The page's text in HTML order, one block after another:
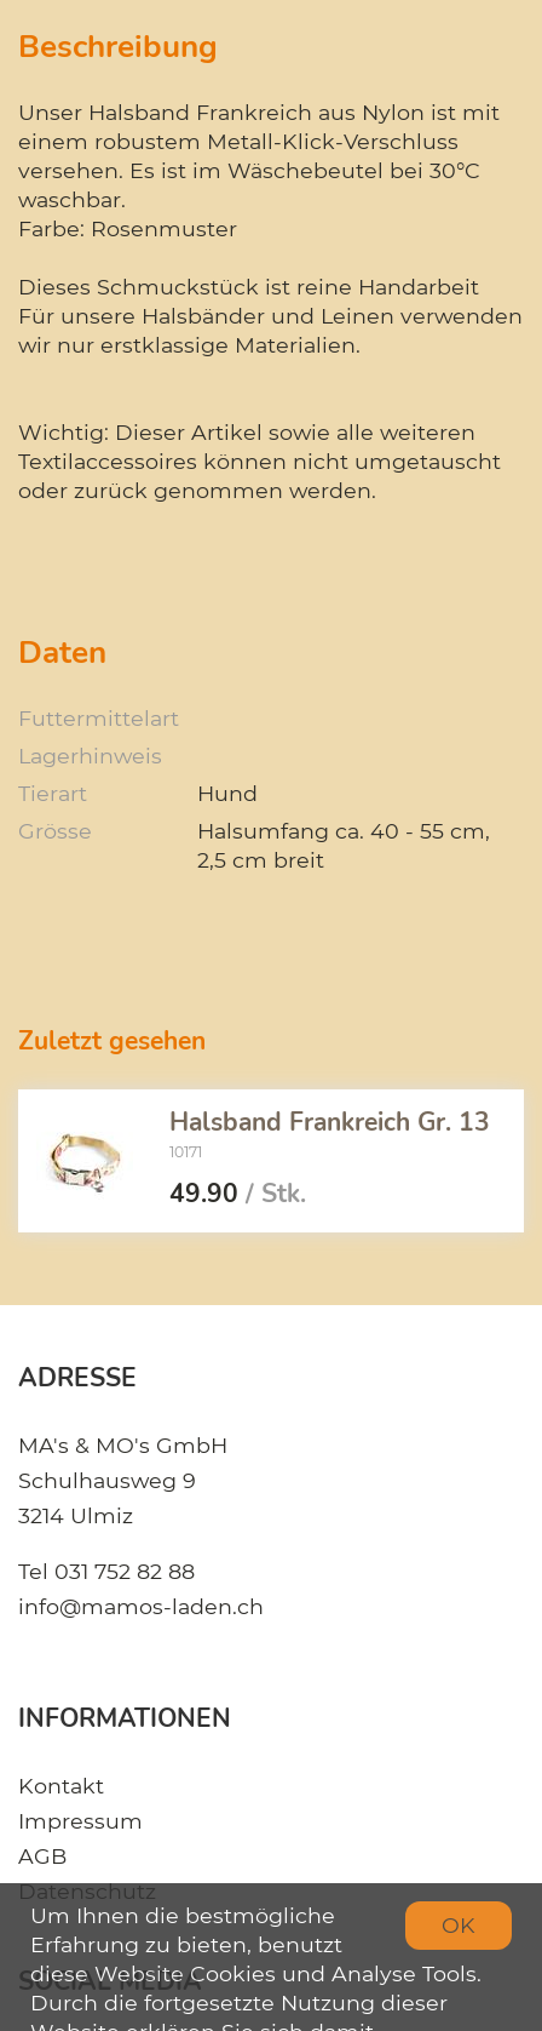
Beschreibung
Unser Halsband Frankreich aus Nylon ist mit
einem robustem Metall-Klick-Verschluss
versehen. Es ist im Wäschebeutel bei 30°C
waschbar.
Farbe: Rosenmuster
Dieses Schmuckstück ist reine Handarbeit
Für unsere Halsbänder und Leinen verwenden
wir nur erstklassige Materialien.
Wichtig: Dieser Artikel sowie alle weiteren
Textilaccessoires können nicht umgetauscht
oder zurück genommen werden.
Daten
Futtermittelart
Lagerhinweis
Tierart
Hund
Grösse
Halsumfang ca. 40 - 55 cm,
2,5 cm breit
Zuletzt gesehen
Halsband Frankreich Gr. 13
10171
49.90 / Stk.
ADRESSE
MA's & MO's GmbH
Schulhausweg 9
3214 Ulmiz
Tel 031 752 82 88
info@mamos-laden.ch
INFORMATIONEN
Kontakt
Impressum
AGB
Datenschutz
SOCIAL MEDIA
OK
Um Ihnen die bestmögliche
Erfahrung zu bieten, benutzt
diese Website Cookies und Analyse Tools.
Durch die fortgesetzte Nutzung dieser